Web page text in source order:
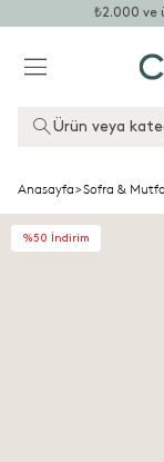
₺2.000 ve
Ürün veya
Anasayfa>Sofra &
%50 İndirim